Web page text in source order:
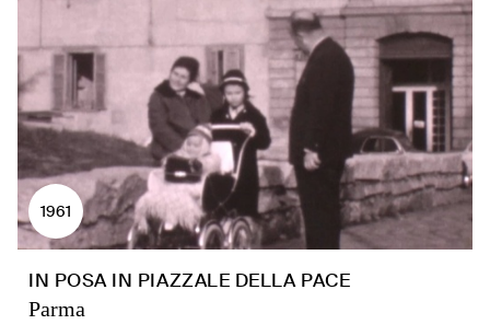
1961
IN POSA IN PIAZZALE DELLA PACE
Parma